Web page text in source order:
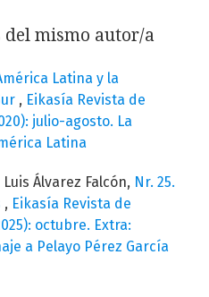
mismo autor/a
Latina y la
, Eikasía Revista de
julio-agosto. La
Latina
Álvarez Falcón, Nr. 25.
, Eikasía Revista de
octubre. Extra:
a Pelayo Pérez García